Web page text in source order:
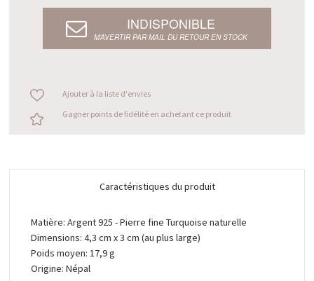
INDISPONIBLE
M’AVERTIR PAR MAIL DU RETOUR EN STOCK
Ajouter à la liste d'envies
Gagner points de fidélité en achetant ce produit
Caractéristiques du produit
Matière: Argent 925 - Pierre fine Turquoise naturelle
Dimensions: 4,3 cm x 3 cm (au plus large)
Poids moyen: 17,9 g
Origine: Népal